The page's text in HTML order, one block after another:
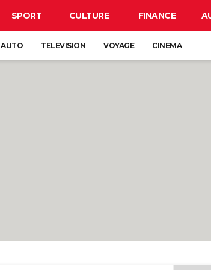
SPORT CULTURE FINANCE
AUTO TELEVISION VOYAGE CINEMA